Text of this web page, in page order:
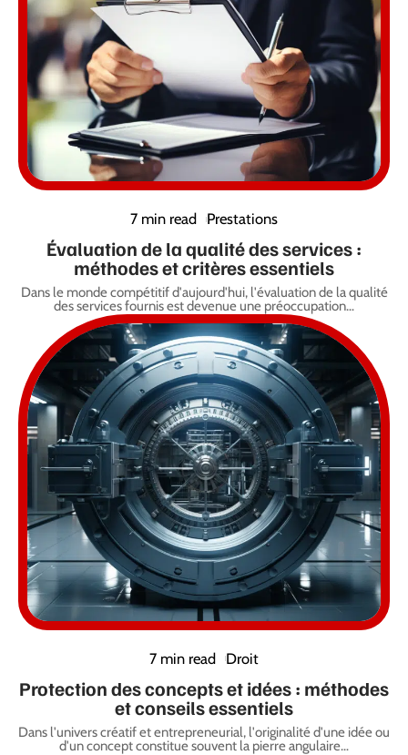
7 min read Prestations
Évaluation de la qualité des services :
méthodes et critères essentiels
Dans le monde compétitif d'aujourd'hui, l'évaluation de la qualité
des services fournis est devenue une préoccupation…
7 min read Droit
Protection des concepts et idées : méthodes
et conseils essentiels
Dans l'univers créatif et entrepreneurial, l'originalité d'une idée ou
d'un concept constitue souvent la pierre angulaire…